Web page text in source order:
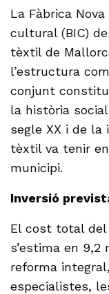
La Fàbrica
cultural (BIC)
tèxtil de
l’estructura
conjunt
la història
segle XX i de
tèxtil va tenir
municipi.
Inversió
El cost total del
s’estima en 9,2
reforma
especialistes,